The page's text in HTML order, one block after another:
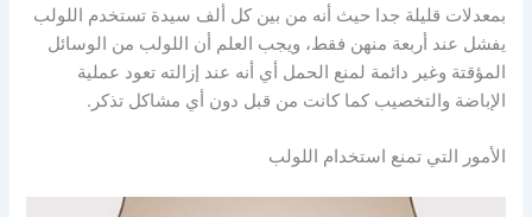
بمعدلات قليلة جدا حيث أنه من بين كل ألف سيدة تستخدم اللولب
يفشل عند أربعة منهن فقط، ويجب العلم أن اللولب من الوسائل
المؤقتة وغير دائمة لمنع الحمل أي أنه عند إزالته تعود عملية
الإباضة والتخصيب كما كانت من قبل دون أي مشاكل تذكر.
الأمور التي تمنع استخدام اللولب